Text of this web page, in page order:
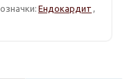
Ендокардит ,